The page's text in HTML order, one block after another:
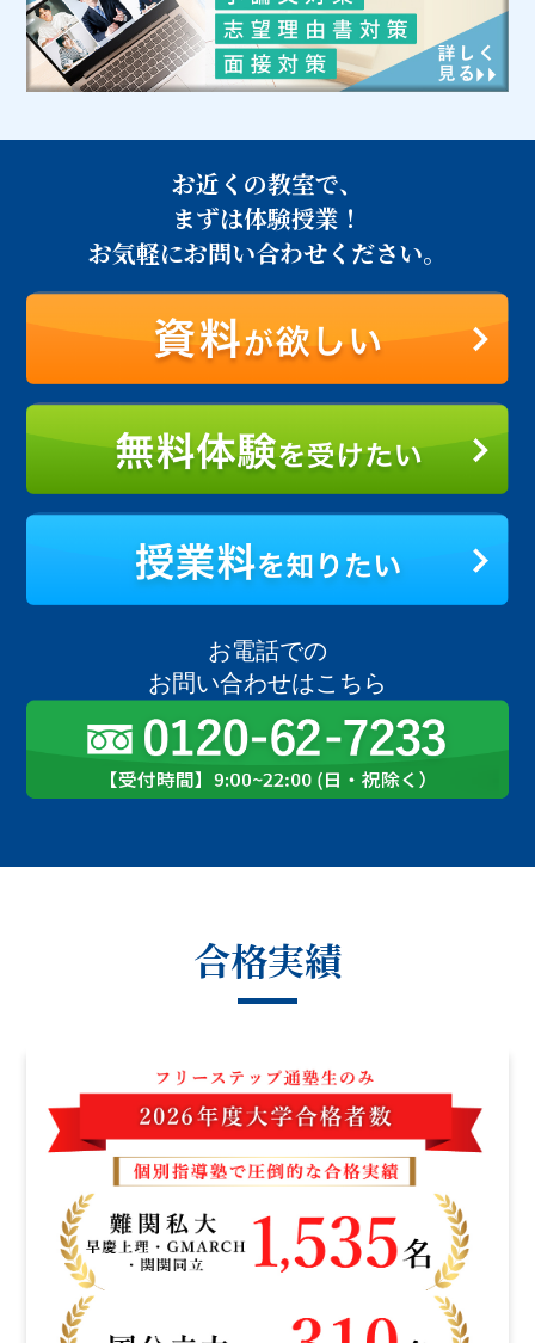
お近くの教室で、
まずは体験授業！
お気軽にお問い合わせください。
お電話での
お問い合わせはこちら
合格実績